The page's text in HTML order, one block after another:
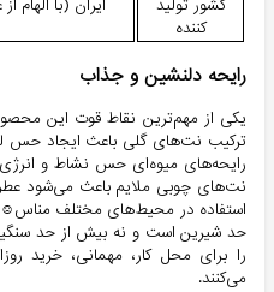
کشور تولید
کننده
رایحه دلنشین و جذاب
یکی از مهم‌ترین نقاط قوت این
ترکیب نت‌های گلی باعث ایجاد حس
رایحه‌های میوه‌ای حس نشاط و
نت‌های چوبی ملایم باعث می‌شود
استفاده در محیط‌های مختلف
حد شیرین است و نه بیش از حد
را برای محل کار، مهمانی، خرید
می‌کنند.